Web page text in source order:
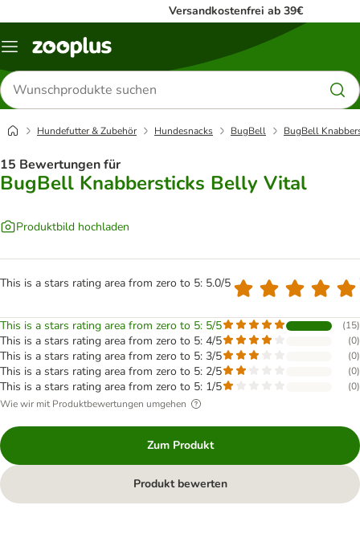
Versandkostenfrei ab 39€
Menü
Produkte
suchen
Hundefutter & Zubehör Hundesnacks BugBell BugBell
15 Bewertungen für
BugBell Knabbersticks Belly Vital
Produktbild hochladen
This is a stars rating area from zero to 5: 5.0/5
This is a stars rating area from zero to 5: 5/5 (15)
This is a stars rating area from zero to 5: 4/5 (0)
This is a stars rating area from zero to 5: 3/5 (0)
This is a stars rating area from zero to 5: 2/5 (0)
This is a stars rating area from zero to 5: 1/5 (0)
Wie wir mit Produktbewertungen umgehen
Zum Produkt
Produkt bewerten